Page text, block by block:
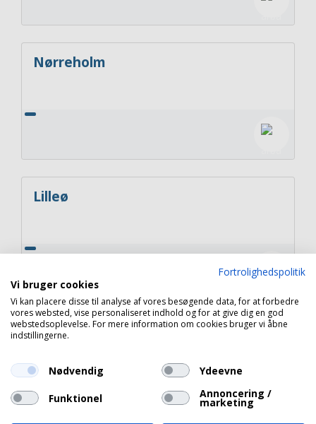
Nørreholm
Lilleø
Eskildø i Lindelse Nor
Fortrolighedspolitik
Vi bruger cookies
Vi kan placere disse til analyse af vores besøgende data, for at forbedre
vores websted, vise personaliseret indhold og for at give dig en god
webstedsoplevelse. For mere information om cookies bruger vi åbne
indstillingerne.
Nødvendig Ydeevne
Funktionel Annoncering /
marketing